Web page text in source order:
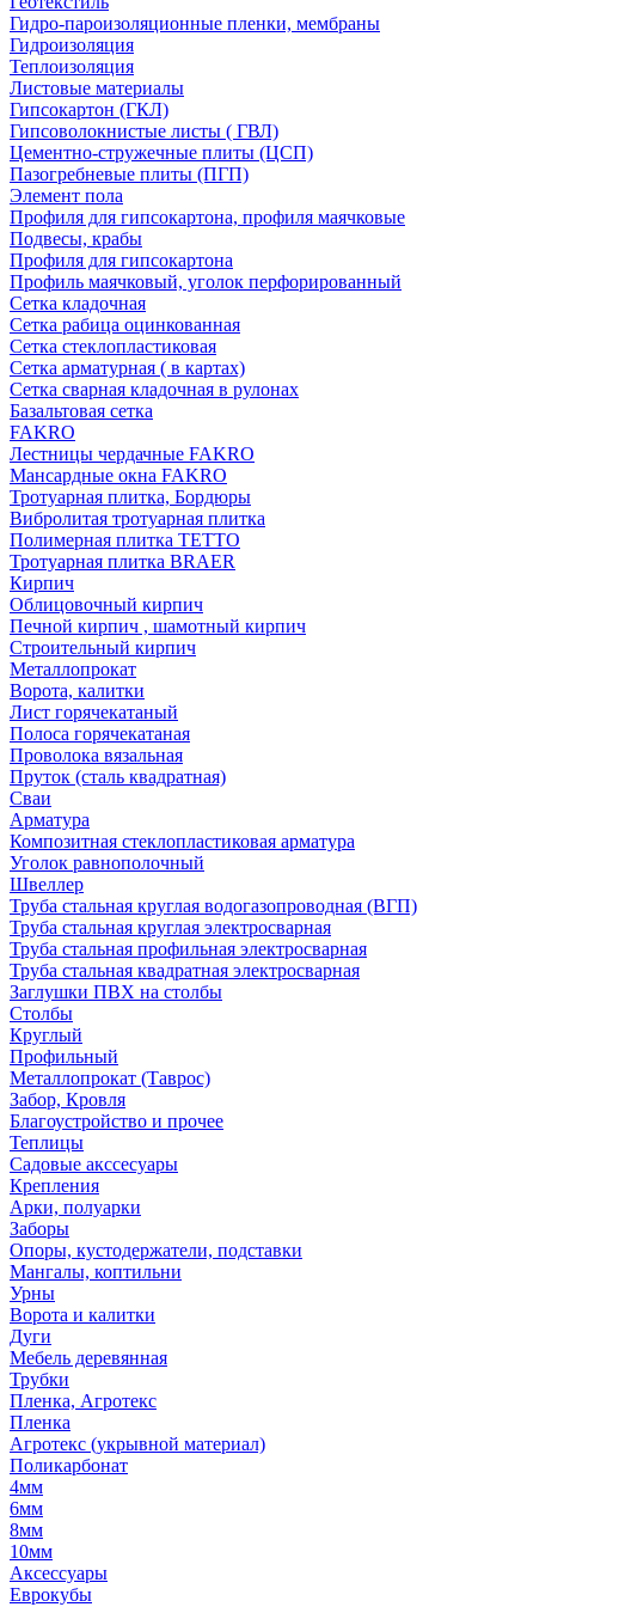
Гидро-пароизоляционные пленки, мембраны
Гидроизоляция
Теплоизоляция
Листовые материалы
Гипсокартон (ГКЛ)
Гипсоволокнистые листы ( ГВЛ)
Цементно-стружечные плиты (ЦСП)
Пазогребневые плиты (ПГП)
Элемент пола
Профиля для гипсокартона, профиля маячковые
Подвесы, крабы
Профиля для гипсокартона
Профиль маячковый, уголок перфорированный
Сетка кладочная
Сетка рабица оцинкованная
Сетка стеклопластиковая
Сетка арматурная ( в картах)
Сетка сварная кладочная в рулонах
Базальтовая сетка
FAKRO
Лестницы чердачные FAKRO
Мансардные окна FAKRO
Тротуарная плитка, Бордюры
Вибролитая тротуарная плитка
Полимерная плитка TETTO
Тротуарная плитка BRAER
Кирпич
Облицовочный кирпич
Печной кирпич , шамотный кирпич
Строительный кирпич
Металлопрокат
Ворота, калитки
Лист горячекатаный
Полоса горячекатаная
Проволока вязальная
Пруток (сталь квадратная)
Сваи
Арматура
Композитная стеклопластиковая арматура
Уголок равнополочный
Швеллер
Труба стальная круглая водогазопроводная (ВГП)
Труба стальная круглая электросварная
Труба стальная профильная электросварная
Труба стальная квадратная электросварная
Заглушки ПВХ на столбы
Столбы
Круглый
Профильный
Металлопрокат (Таврос)
Забор, Кровля
Благоустройство и прочее
Теплицы
Садовые акссесуары
Крепления
Арки, полуарки
Заборы
Опоры, кустодержатели, подставки
Мангалы, коптильни
Урны
Ворота и калитки
Дуги
Мебель деревянная
Трубки
Пленка, Агротекс
Пленка
Агротекс (укрывной материал)
Поликарбонат
4мм
6мм
8мм
10мм
Аксессуары
Еврокубы